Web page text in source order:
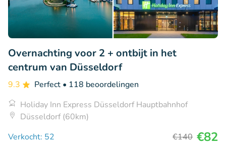
Overnachting voor 2 + ontbijt in het
centrum van Düsseldorf
9.3 Perfect • 118 beoordelingen
Holiday Inn Express Düsseldorf Hauptbahnhof
Düsseldorf (60km)
Verkocht: 52
€140 €82